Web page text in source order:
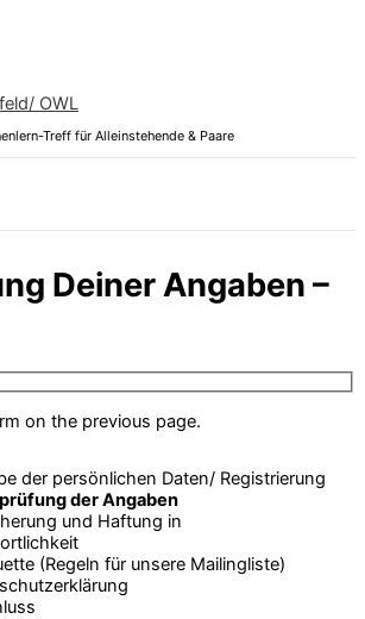
OWL
Treff für Alleinstehende & Paare
Deiner Angaben –
on the previous page.
der persönlichen Daten/ Registrierung
der Angaben
und Haftung in
(Regeln für unsere Mailingliste)